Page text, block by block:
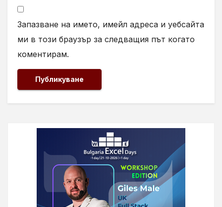
Запазване на името, имейл адреса и уебсайта
ми в този браузър за следващия път когато
коментирам.